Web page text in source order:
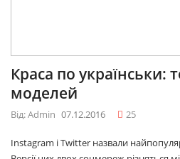
Краса по українськи:
моделей
Від: Admin 07.12.2016 25
Instagram і Twitter назвали